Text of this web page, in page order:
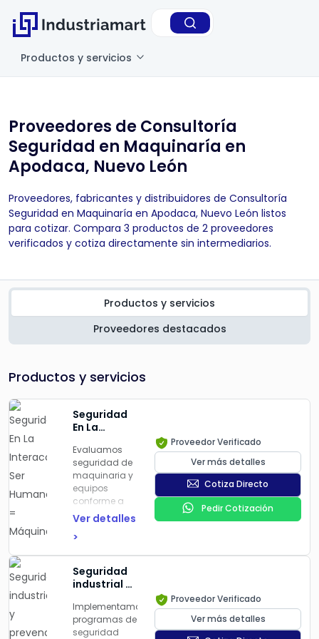
Productos y servicios
Proveedores de Consultoría
Seguridad en Maquinaría en
Apodaca, Nuevo León
Proveedores, fabricantes y distribuidores de Consultoría
Seguridad en Maquinaría en Apodaca, Nuevo León listos
para cotizar. Compara 3 productos de 2 proveedores
verificados y cotiza directamente sin intermediarios.
Productos y servicios
Proveedores destacados
Productos y servicios
Seguridad
En La
Ser Humano
= Máquina
Evaluamos
seguridad de
maquinaria y
equipos
conforme a
ISO 12100:2010
(Performance
Level):
liberación de
maquinaria,
validación de
dispositivos
de seguridad,
e
Ver detalles
>
Proveedor Verificado
Ver más detalles
Cotiza Directo
Pedir Cotización
Seguridad
industrial y
de riesgos
laborales
Implementamos
programas de
seguridad
Proveedor Verificado
Ver más detalles